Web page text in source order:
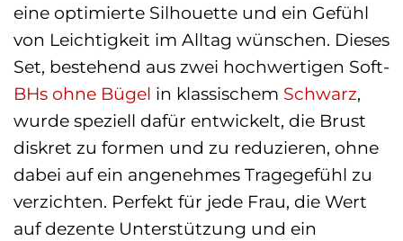
eine optimierte Silhouette und ein Gefühl
von Leichtigkeit im Alltag wünschen. Dieses
Set, bestehend aus zwei hochwertigen Soft-
BHs ohne Bügel in klassischem Schwarz,
wurde speziell dafür entwickelt, die Brust
diskret zu formen und zu reduzieren, ohne
dabei auf ein angenehmes Tragegefühl zu
verzichten. Perfekt für jede Frau, die Wert
auf dezente Unterstützung und ein